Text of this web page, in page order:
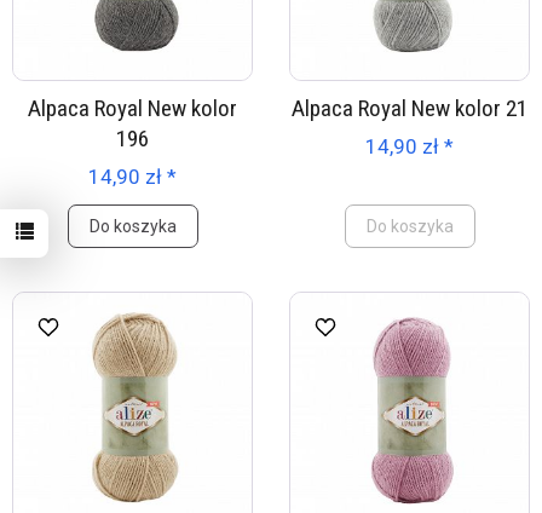
Alpaca Royal New kolor
196
14,90 zł *
Do koszyka
Alpaca Royal New kolor 21
14,90 zł *
Do koszyka